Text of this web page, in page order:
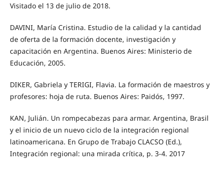
Visitado el 13 de julio de 2018.
DAVINI, María Cristina. Estudio de la calidad y la cantidad
de oferta de la formación docente, investigación y
capacitación en Argentina. Buenos Aires: Ministerio de
Educación, 2005.
DIKER, Gabriela y TERIGI, Flavia. La formación de maestros y
profesores: hoja de ruta. Buenos Aires: Paidós, 1997.
KAN, Julián. Un rompecabezas para armar. Argentina, Brasil
y el inicio de un nuevo ciclo de la integración regional
latinoamericana. En Grupo de Trabajo CLACSO (Ed.),
Integración regional: una mirada crítica, p. 3-4. 2017